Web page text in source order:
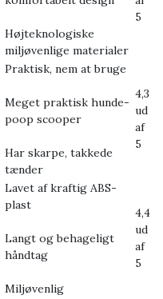
Højteknologiske
miljøvenlige materialer
5
Praktisk, nem at bruge
Meget praktisk hunde-
poop scooper
Har skarpe, takkede
tænder
4,3
ud
af
5
Lavet af kraftig ABS-
plast
Langt og behageligt
håndtag
Miljøvenlig
4,4
ud
af
5